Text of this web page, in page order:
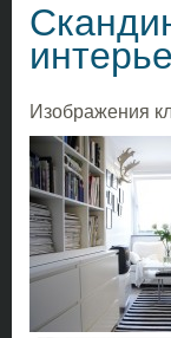
Изображения